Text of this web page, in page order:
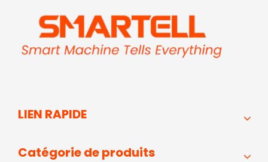
LIEN RAPIDE
Catégorie de produits